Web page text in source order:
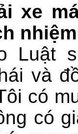
xe
Luật
và
có
có